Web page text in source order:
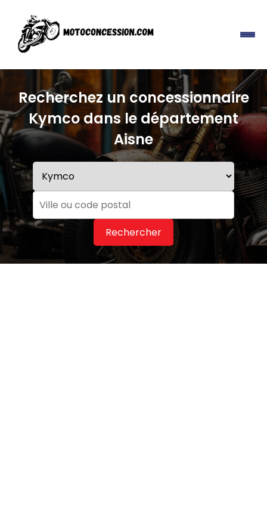
Recherchez un concessionnaire
Kymco dans le département
Aisne
Rechercher